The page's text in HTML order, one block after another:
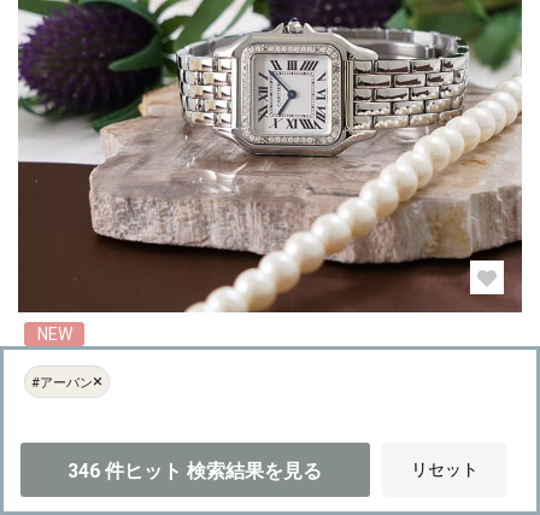
#アーバン×
346 件ヒット 検索結果を見る リセット
NEW
CARTIER カルティエ パンテール ドゥ カルティエ MM W4PN0008
#スクエア
#レギュラーサイズ #アーバン